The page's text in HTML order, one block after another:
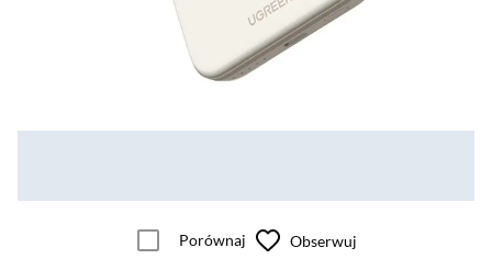
Porównaj Obserwuj